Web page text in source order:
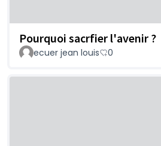
Pourquoi sacrfier l'avenir ?
ecuer jean louis 0